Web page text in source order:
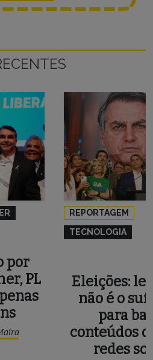
por
PL
REPORTAGEM
TECNOLOGIA
Eleições:
não é o
para
conteúdos
redes